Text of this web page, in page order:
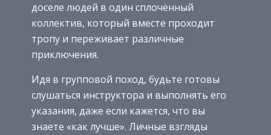
доселе людей в один сплочённый
коллектив, который вместе проходит
тропу и переживает различные
приключения.
Идя в групповой поход, будьте готовы
слушаться инструктора и выполнять его
указания, даже если кажется, что вы
знаете «как лучше». Личные взгляды